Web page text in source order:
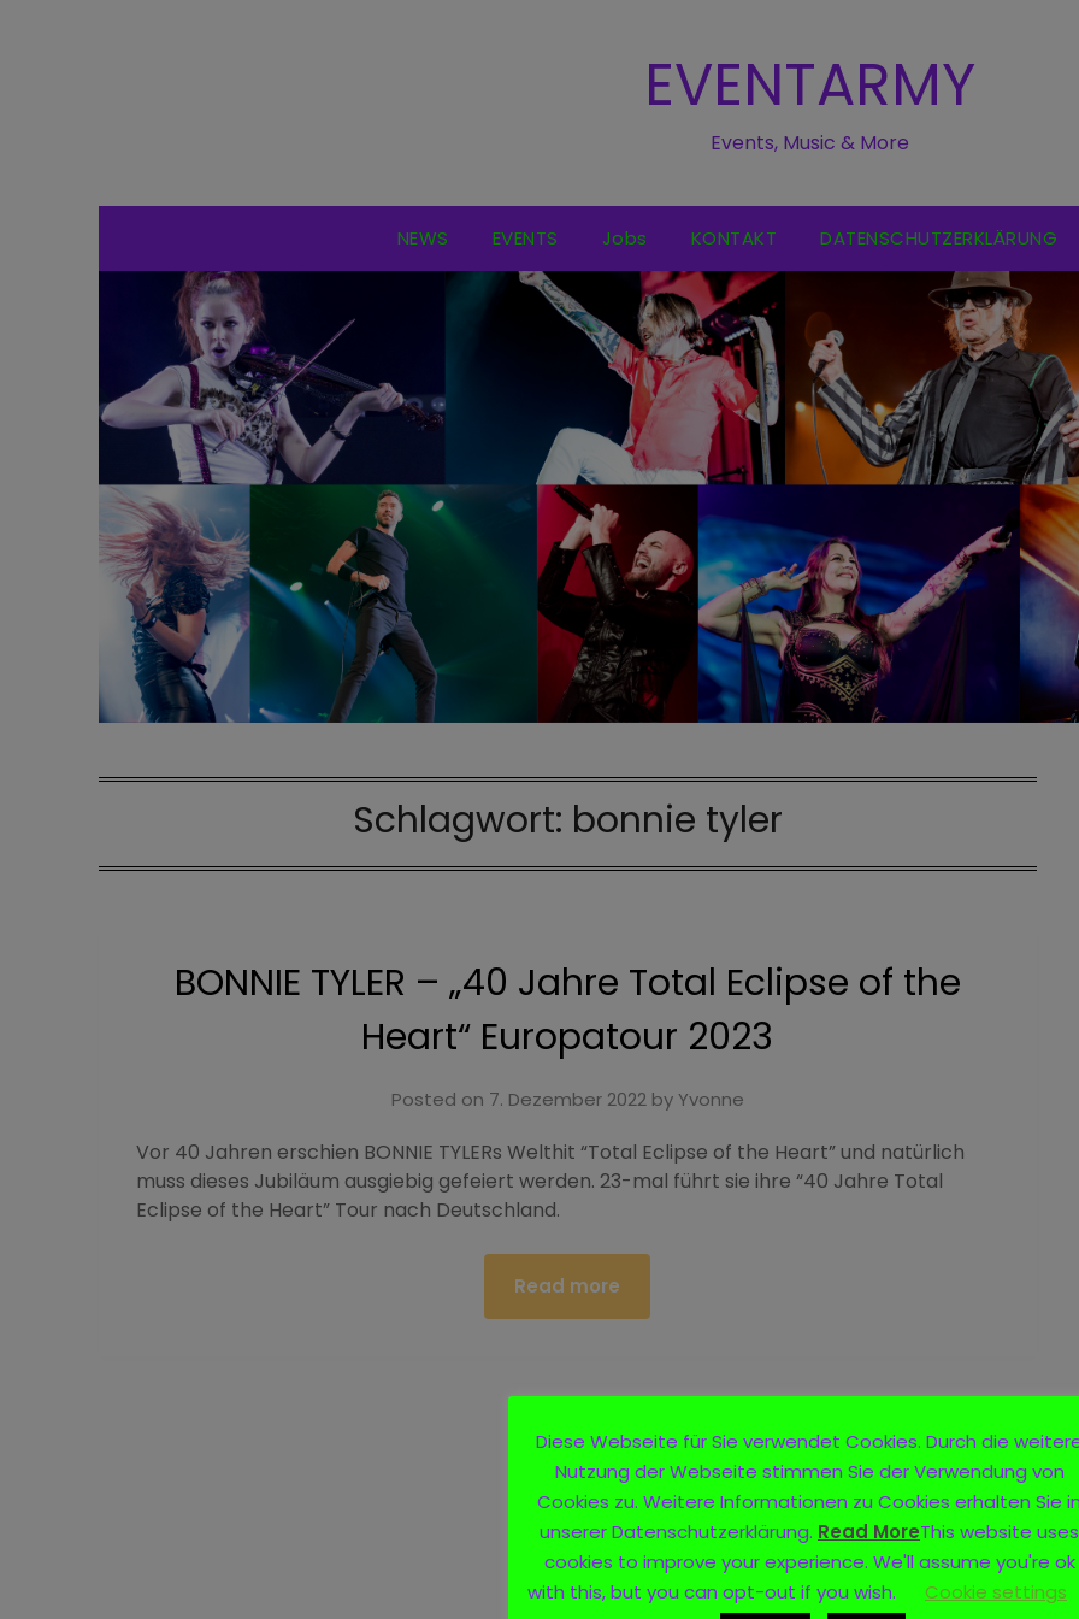
EVENTARMY
Events, Music & More
NEWS EVENTS Jobs KONTAKT DATENSCHUTZERKLÄRUNG
Schlagwort: bonnie tyler
BONNIE TYLER – „40 Jahre Total Eclipse of the
Heart“ Europatour 2023
Posted on 7. Dezember 2022byYvonne
Vor 40 Jahren erschien BONNIE TYLERs Welthit “Total Eclipse of the Heart” und natürlich
muss dieses Jubiläum ausgiebig gefeiert werden. 23-mal führt sie ihre “40 Jahre Total
Eclipse of the Heart” Tour nach Deutschland.
Read more
Diese Webseite für Sie verwendet Cookies. Durch die
Nutzung der Webseite stimmen Sie der Verwendung von
Cookies zu. Weitere Informationen zu Cookies erhalten Sie
unserer Datenschutzerklärung. Read MoreThis website uses
cookies to improve your experience. We'll assume you're ok
with this, but you can opt-out if you wish.
Cookie settings